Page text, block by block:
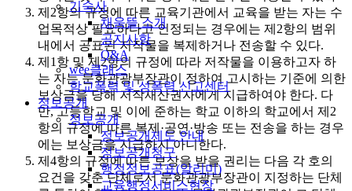
기숙사
채움뜰 소개
공지사항
Q&A
wee클래스
학교폭력 및 성폭력 신고센터
정보공개
정보공개
정보공개제도 안내
정보공개청구
행정정보공표(알리미)
교육행정서비스현장
제2항의 규정에 따른 교육기관에서 교육을 받는 자는 수
업목적상 필요하다고 인정되는 경우에는 제2항의 범위
내에서 공표된 저작물을 복제하거나 전송할 수 있다.
제1항 및 제2항의 규정에 따라 저작물을 이용하고자 하
는 자는 문화관광부장관이 정하여 고시하는 기준에 의한
보상금을 당해 저작재산권자에게 지급하여야 한다. 다
만, 고등학교 및 이에 준하는 학교 이하의 학교에서 제2
항의 규정에 따른 복제·공연·방송 또는 전송을 하는 경우
에는 보상금을 지급하지 아니한다.
제4항의 규정에 따른 보상을 받을 권리는 다음 각 호의
요건을 갖춘 단체로서 문화관광부장관이 지정하는 단체